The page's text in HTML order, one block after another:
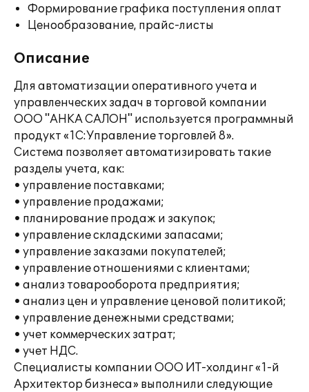
Формирование графика поступления оплат
Ценообразование, прайс-листы
Описание
Для автоматизации оперативного учета и
управленческих задач в торговой компании
ООО "АНКА САЛОН" используется программный
продукт «1С:Управление торговлей 8».
Система позволяет автоматизировать такие
разделы учета, как:
• управление поставками;
• управление продажами;
• планирование продаж и закупок;
• управление складскими запасами;
• управление заказами покупателей;
• управление отношениями с клиентами;
• анализ товарооборота предприятия;
• анализ цен и управление ценовой политикой;
• управление денежными средствами;
• учет коммерческих затрат;
• учет НДС.
Специалисты компании ООО ИТ-холдинг «1-й
Архитектор бизнеса» выполнили следующие